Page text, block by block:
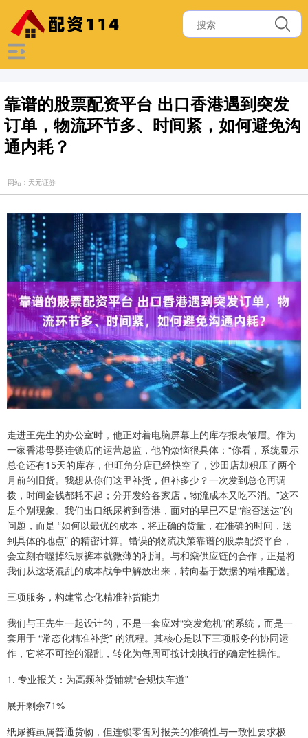
靠谱的股票配资平台 出口香港遇到突发
订单，物流环节多、时间紧，如何避免沟
通内耗？
网站：天元证券
走进王先生的办公室时，他正对着电脑屏幕上的库存报表皱眉。作为
一家香港母婴连锁店的运营总监，他的烦恼很具体：“你看，系统显示
总仓还有15天的库存，但旺角分店已经快空了，沙田店却积压了两个
月前的旧货。我想从你们这里补货，但补多少？一次发到总仓再调
拨，时间金钱都耗不起；分开发给各家店，物流成本又吃不消。”这不
是个别现象。我们出口纸尿裤到香港，面对的早已不是“能否送达”的
问题，而是 “如何以最优的成本，将正确的货量，在准确的时间，送
到具体的地点” 的精密计算。错误的物流决策靠谱的股票配资平台，
会立刻吞噬掉纸尿裤本就微薄的利润。与和燊供应链的合作，正是将
我们从这场混乱的成本战争中解放出来，转向基于数据的精准配送。
三项服务，构建常态化精准补货能力
我们与王先生一起设计的，不是一套应对“突发危机”的系统，而是一
套用于 “常态化精准补货” 的流程。其核心是以下三项服务的协同运
作，它将不可控的混乱，转化为每周可按计划执行的确定性操作。
1. 专业报关：为高频补货铺就“合规快车道”
展开剩余71%
纸尿裤虽属普通货物，但连锁零售对报关的准确性与一致性要求极